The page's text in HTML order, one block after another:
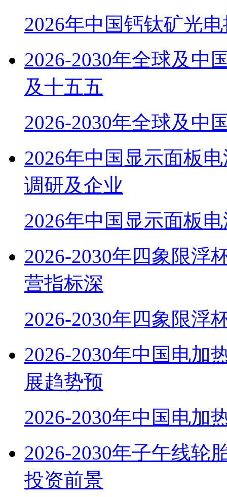
2026年中国钙钛矿光
2026-2030年全球及中
及十五五
2026-2030年全球及中
2026年中国显示面板
调研及企业
2026年中国显示面板
2026-2030年四象限浮
营指标深
2026-2030年四象限浮
2026-2030年中国电加
展趋势预
2026-2030年中国电加
2026-2030年子午线轮
投资前景